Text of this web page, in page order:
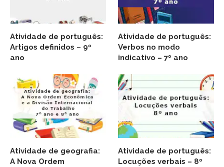
Atividade de português:
Artigos definidos – 9º
ano
Atividade de português:
Verbos no modo
indicativo – 7º ano
Atividade de geografia:
A Nova Ordem
Atividade de português:
Locuções verbais – 8º